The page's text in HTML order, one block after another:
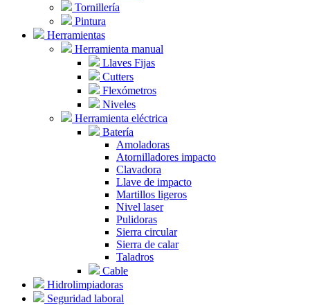
Tornillería
Pintura
Herramientas
Herramienta manual
Llaves Fijas
Cutters
Flexómetros
Niveles
Herramienta eléctrica
Batería
Amoladoras
Atornilladores impacto
Clavadora
Llave de impacto
Martillos ligeros
Nivel laser
Pulidoras
Sierra circular
Sierra de calar
Taladros
Cable
Hidrolimpiadoras
Seguridad laboral